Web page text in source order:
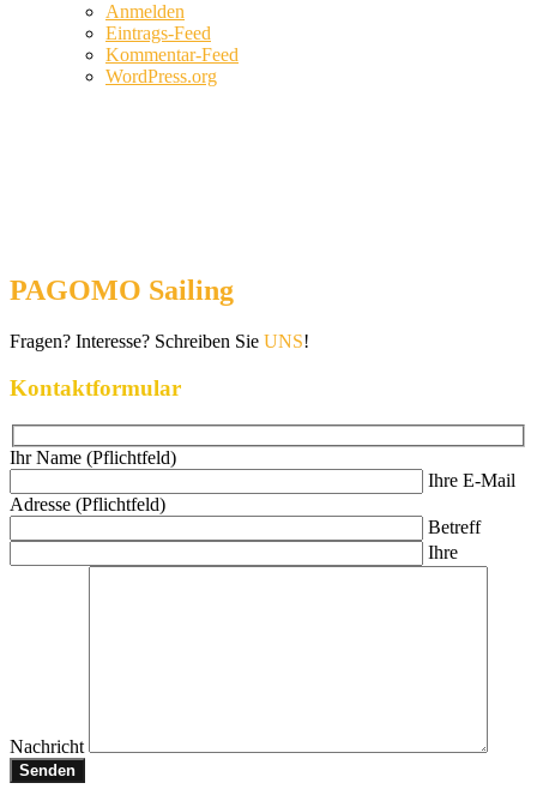
Anmelden
Eintrags-Feed
Kommentar-Feed
WordPress.org
PAGOMO Sailing
Fragen? Interesse? Schreiben Sie UNS!
Kontaktformular
Ihr Name (Pflichtfeld)
Ihre E-Mail
Adresse (Pflichtfeld)
Betreff
Ihre
Nachricht